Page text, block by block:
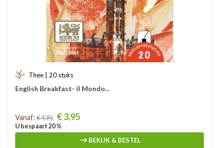
Thee | 20 stuks
English Breakfast- il Mondo...
Prijs
Vanaf: € 4,95 € 3,95
U bespaart 20 %
BEKIJK & BESTEL